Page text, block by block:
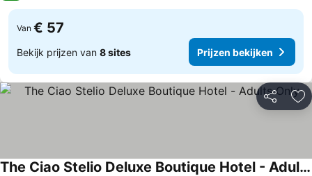
Van € 57
Bekijk prijzen van 8 sites Prijzen bekijken
Delen
The Ciao Stelio Deluxe Boutique Hotel - Adults Only